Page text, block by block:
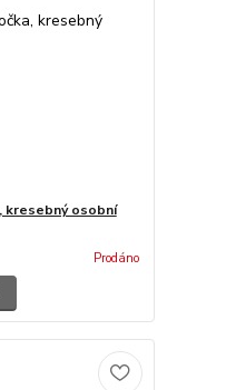
kresebný osobní
Prodáno